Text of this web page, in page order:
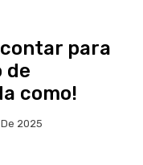
para
de
como!
2025